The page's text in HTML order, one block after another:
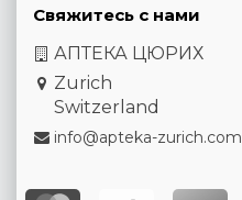
Свяжитесь с нами
АПТЕКА ЦЮРИХ
Zurich
Switzerland
info@apteka-zurich.com